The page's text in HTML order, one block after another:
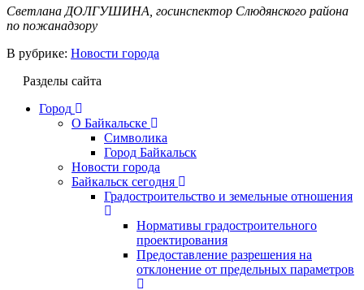
Светлана ДОЛГУШИНА, госинспектор Слюдянского района
по пожанадзору
В рубрике: Новости города
Разделы сайта
Город
О Байкальске
Символика
Город Байкальск
Новости города
Байкальск сегодня
Градостроительство и земельные отношения
Нормативы градостроительного
проектирования
Предоставление разрешения на
отклонение от предельных параметров